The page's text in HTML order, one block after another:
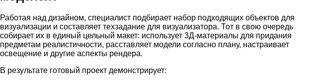
Работая над дизайном, специалист подбирает набор подходящих объектов для
визуализации и составляет техзадание для визуализатора. Тот в свою очередь
собирает их в единый цельный макет: использует 3Д-материалы для придания
предметам реалистичности, расставляет модели согласно плану, настраивает
освещение и другие аспекты рендера.
В результате готовый проект демонстрирует: